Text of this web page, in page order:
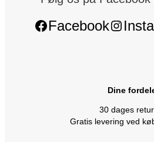
Facebook
Dine
30 dages
Gratis levering ved